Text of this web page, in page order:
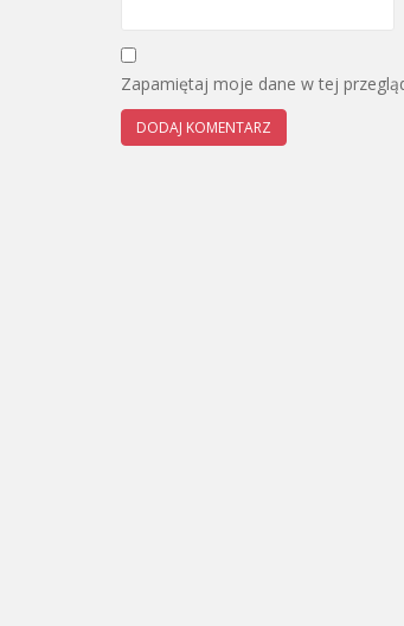
Zapamiętaj moje dane w tej